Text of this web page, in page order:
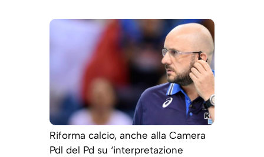
Riforma calcio, anche alla Camera
Pdl del Pd su ‘interpretazione